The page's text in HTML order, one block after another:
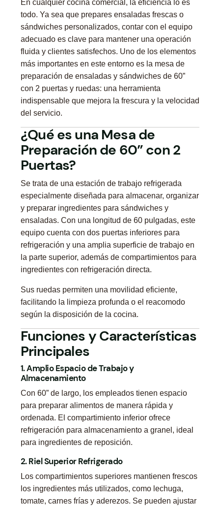
En cualquier cocina comercial, la eficiencia lo es
todo. Ya sea que prepares ensaladas frescas o
sándwiches personalizados, contar con el equipo
adecuado es clave para mantener una operación
fluida y clientes satisfechos. Uno de los elementos
más importantes en este entorno es la mesa de
preparación de ensaladas y sándwiches de 60”
con 2 puertas y ruedas: una herramienta
indispensable que mejora la frescura y la velocidad
del servicio.
¿Qué es una Mesa de
Preparación de 60” con 2
Puertas?
Se trata de una estación de trabajo refrigerada
especialmente diseñada para almacenar, organizar
y preparar ingredientes para sándwiches y
ensaladas. Con una longitud de 60 pulgadas, este
equipo cuenta con dos puertas inferiores para
refrigeración y una amplia superficie de trabajo en
la parte superior, además de compartimientos para
ingredientes con refrigeración directa.
Sus ruedas permiten una movilidad eficiente,
facilitando la limpieza profunda o el reacomodo
según la disposición de la cocina.
Funciones y Características
Principales
1. Amplio Espacio de Trabajo y
Almacenamiento
Con 60” de largo, los empleados tienen espacio
para preparar alimentos de manera rápida y
ordenada. El compartimiento inferior ofrece
refrigeración para almacenamiento a granel, ideal
para ingredientes de reposición.
2. Riel Superior Refrigerado
Los compartimientos superiores mantienen frescos
los ingredientes más utilizados, como lechuga,
tomate, carnes frías y aderezos. Se pueden ajustar